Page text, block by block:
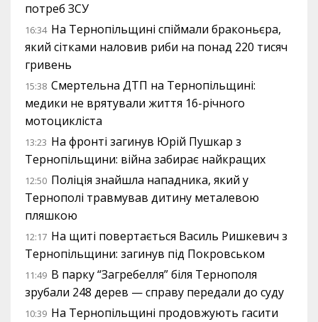
потреб ЗСУ
16:34 На Тернопільщині спіймали браконьєра,
який сітками наловив риби на понад 220 тисяч
гривень
15:38 Смертельна ДТП на Тернопільщині:
медики не врятували життя 16-річного
мотоцикліста
13:23 На фронті загинув Юрій Пушкар з
Тернопільщини: війна забирає найкращих
12:50 Поліція знайшла нападника, який у
Тернополі травмував дитину металевою
пляшкою
12:17 На щиті повертається Василь Ришкевич з
Тернопільщини: загинув під Покровськом
11:49 В парку “Загребелля” біля Тернополя
зрубали 248 дерев — справу передали до суду
10:39 На Тернопільщині продовжують гасити